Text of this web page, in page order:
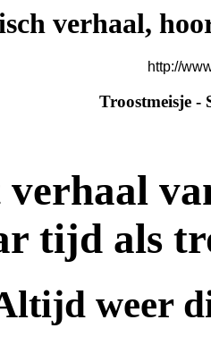
verhaal,
http://
Troostmeisje -
tijd als
weer